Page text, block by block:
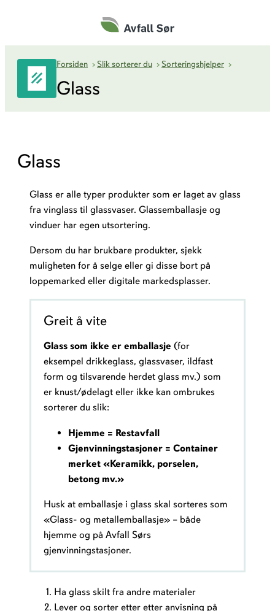
innhold
Forsiden ›Slik sorterer du ›Sorteringshjelper ›Glass
Glass
Glass
Glass er alle typer produkter som er laget av glass
fra vinglass til glassvaser. Glassemballasje og
vinduer har egen utsortering.
Dersom du har brukbare produkter, sjekk
muligheten for å selge eller gi disse bort på
loppemarked eller digitale markedsplasser.
Greit å vite
Glass som ikke er emballasje (for
eksempel drikkeglass, glassvaser, ildfast
form og tilsvarende herdet glass mv.) som
er knust/ødelagt eller ikke kan ombrukes
sorterer du slik:
Hjemme = Restavfall
Gjenvinningstasjoner = Container
merket «Keramikk, porselen,
betong mv.»
Husk at emballasje i glass skal sorteres som
«Glass- og metallemballasje» – både
hjemme og på Avfall Sørs
gjenvinningstasjoner.
Ha glass skilt fra andre materialer
Lever og sorter etter etter anvisning på